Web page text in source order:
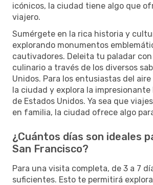
icónicos, la ciudad tiene algo que
viajero.
Sumérgete en la rica historia y
explorando monumentos
cautivadores. Deleita tu paladar
culinario a través de los diversos
Unidos. Para los entusiastas del
la ciudad y explora la
de Estados Unidos. Ya sea que
en familia, la ciudad ofrece algo
¿Cuántos días son ideales
San Francisco?
Para una visita completa, de 3 a 7
suficientes. Esto te permitirá